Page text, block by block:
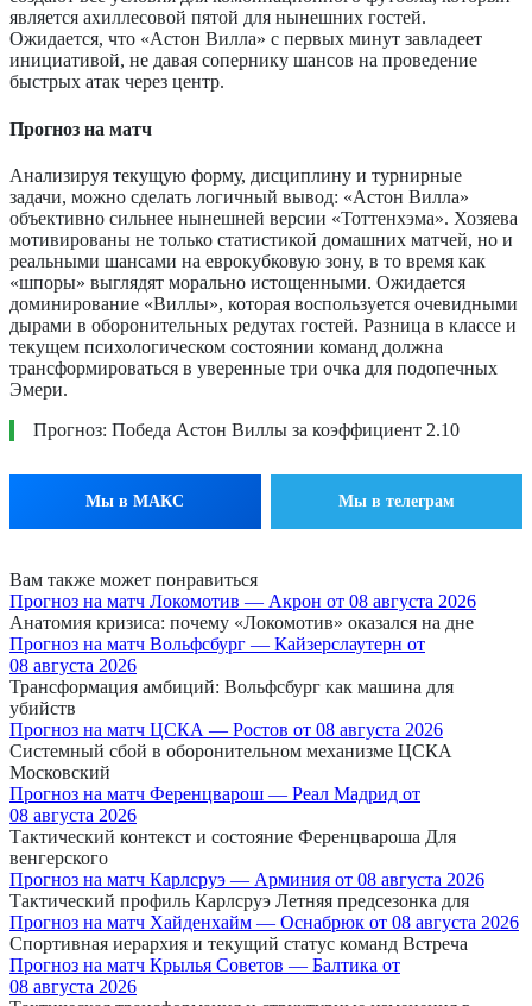
является ахиллесовой пятой для нынешних гостей.
Ожидается, что «Астон Вилла» с первых минут завладеет
инициативой, не давая сопернику шансов на проведение
быстрых атак через центр.
Прогноз на матч
Анализируя текущую форму, дисциплину и турнирные
задачи, можно сделать логичный вывод: «Астон Вилла»
объективно сильнее нынешней версии «Тоттенхэма». Хозяева
мотивированы не только статистикой домашних матчей, но и
реальными шансами на еврокубковую зону, в то время как
«шпоры» выглядят морально истощенными. Ожидается
доминирование «Виллы», которая воспользуется очевидными
дырами в оборонительных редутах гостей. Разница в классе и
текущем психологическом состоянии команд должна
трансформироваться в уверенные три очка для подопечных
Эмери.
Прогноз: Победа Астон Виллы за коэффициент 2.10
Мы в МАКС Мы в телеграм
Вам также может понравиться
Прогноз на матч Локомотив — Акрон от 08 августа 2026
Анатомия кризиса: почему «Локомотив» оказался на дне
Прогноз на матч Вольфсбург — Кайзерслаутерн от
08 августа 2026
Трансформация амбиций: Вольфсбург как машина для
убийств
Прогноз на матч ЦСКА — Ростов от 08 августа 2026
Системный сбой в оборонительном механизме ЦСКА
Московский
Прогноз на матч Ференцварош — Реал Мадрид от
08 августа 2026
Тактический контекст и состояние Ференцвароша Для
венгерского
Прогноз на матч Карлсруэ — Арминия от 08 августа 2026
Тактический профиль Карлсруэ Летняя предсезонка для
Прогноз на матч Хайденхайм — Оснабрюк от 08 августа 2026
Спортивная иерархия и текущий статус команд Встреча
Прогноз на матч Крылья Советов — Балтика от
08 августа 2026